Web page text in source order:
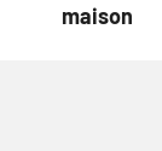
maison